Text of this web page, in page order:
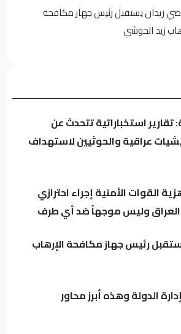
زيدان يستقبل رئيس جهاز مكافحة
زيد الحوشي
تحت مجهر “صولة الزيدي”.. مطالبات
ملفات النفط والمنافذ وإيرادات الإقليم
سياسي: النظام في العراق لا يدير الأزمات..
للبقاء
تقارير استخباراتية تتحدث عن
عراقية والحوثيين لاستهداف
القوات الأمنية إجراء احترازي
العراق وليس موجهاً ضد أي طرف
رئيس جهاز مكافحة الإرهاب
الدولة وهذه أبرز محاور